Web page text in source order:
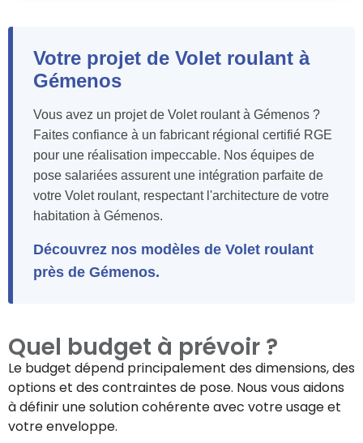
Votre projet de Volet roulant à
Gémenos
Vous avez un projet de Volet roulant à Gémenos ?
Faites confiance à un fabricant régional certifié RGE
pour une réalisation impeccable. Nos équipes de
pose salariées assurent une intégration parfaite de
votre Volet roulant, respectant l'architecture de votre
habitation à Gémenos.
Découvrez nos modèles de Volet roulant
près de Gémenos.
Quel budget à prévoir ?
Le budget dépend principalement des dimensions, des
options et des contraintes de pose. Nous vous aidons
à définir une solution cohérente avec votre usage et
votre enveloppe.